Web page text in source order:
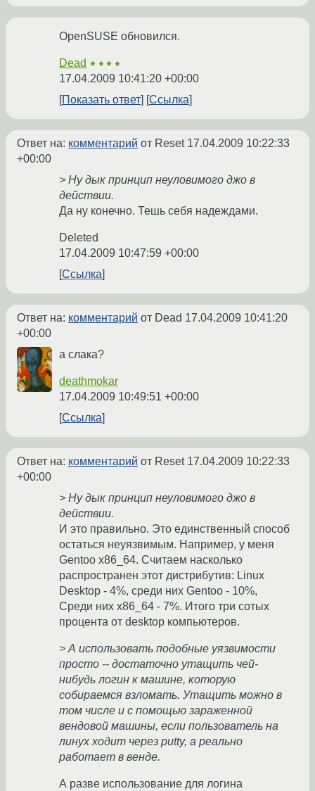
OpenSUSE обновился.
Dead ★★★★
17.04.2009 10:41:20 +00:00
Показать ответ
Ссылка
Ответ на: комментарий от Reset 17.04.2009 10:22:33
+00:00
> Ну дык принцип неуловимого джо в
действии.
Да ну конечно. Тешь себя надеждами.
Deleted
17.04.2009 10:47:59 +00:00
Ссылка
Ответ на: комментарий от Dead 17.04.2009 10:41:20
+00:00
а слака?
deathmokar
17.04.2009 10:49:51 +00:00
Ссылка
Ответ на: комментарий от Reset 17.04.2009 10:22:33
+00:00
> Ну дык принцип неуловимого джо в
действии.
И это правильно. Это единственный способ
остаться неуязвимым. Например, у меня
Gentoo x86_64. Считаем насколько
распространен этот дистрибутив: Linux
Desktop - 4%, среди них Gentoo - 10%,
Среди них x86_64 - 7%. Итого три сотых
процента от desktop компьютеров.
> А использовать подобные уязвимости
просто -- достаточно утащить чей-
нибудь логин к машине, которую
собираемся взломать. Утащить можно в
том числе и с помощью зараженной
вендовой машины, если пользователь на
линух ходит через putty, а реально
работает в венде.
А разве использование для логина